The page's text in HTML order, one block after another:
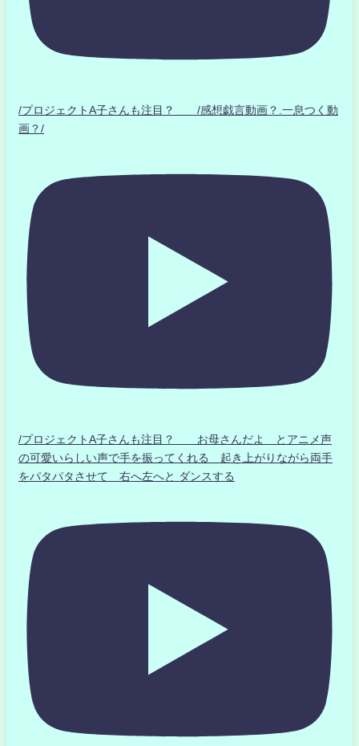
/プロジェクトA子さんも注目？ /感想戯言動画？.一息つく動
画？/
/プロジェクトA子さんも注目？ お母さんだよ とアニメ声
の可愛いらしい声で手を振ってくれる 起き上がりながら両手
をパタパタさせて 右へ左へと ダンスする